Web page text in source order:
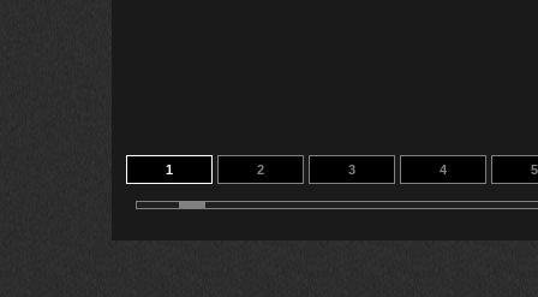
1 2 3 4 5
11 12 13 14